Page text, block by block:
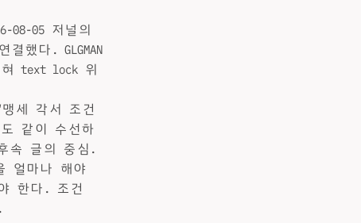
08-05 저널의
했다. GLGMAN
혀 text lock 위
세 각서 조건
같이 수선하
속 글의 중심.
얼마나 해야
한다. 조건